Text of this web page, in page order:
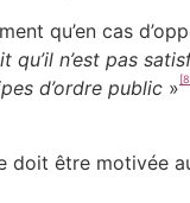
qu’en cas
qu’il n’est pas
d’ordre public »
doit être motivée